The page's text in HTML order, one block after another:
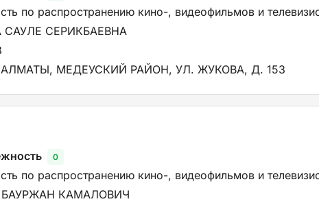
по распространению кино-, видеофильмов и
САУЛЕ СЕРИКБАЕВНА
МЕДЕУСКИЙ РАЙОН, УЛ. ЖУКОВА, Д. 153
0
по распространению кино-, видеофильмов и
КАМАЛОВИЧ